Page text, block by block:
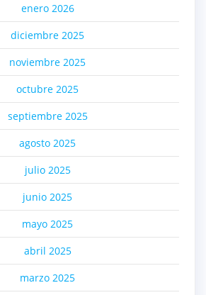
enero 2026
diciembre 2025
noviembre 2025
octubre 2025
septiembre 2025
agosto 2025
julio 2025
junio 2025
mayo 2025
abril 2025
marzo 2025